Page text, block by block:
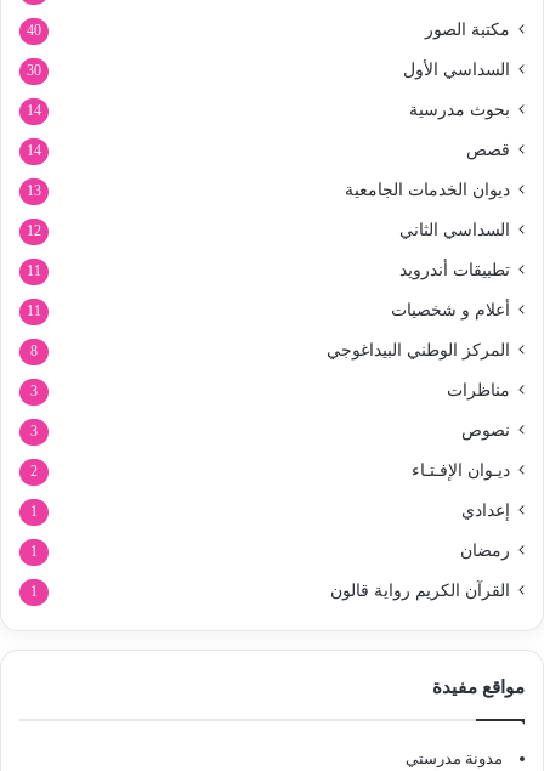
مكتبة الصور 40
السداسي الأول 30
بحوث مدرسية 14
قصص 14
ديوان الخدمات الجامعية 13
السداسي الثاني 12
تطبيقات أندرويد 11
أعلام و شخصيات 11
المركز الوطني البيداغوجي 8
مناظرات 3
نصوص 3
ديـوان الإفـتـاء 2
إعدادي 1
رمضان 1
القرآن الكريم رواية قالون 1
مواقع مفيدة
مدونة مدرستي